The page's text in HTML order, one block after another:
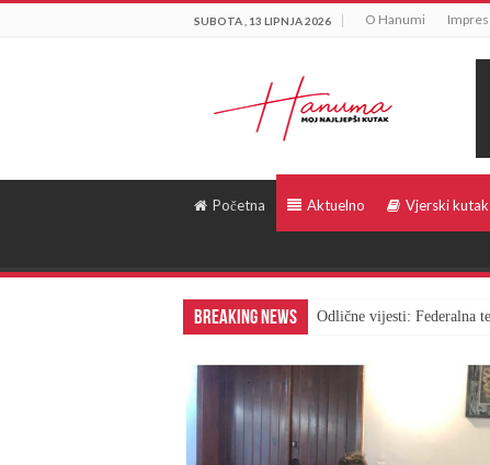
SUBOTA , 13 LIPNJA 2026 O Hanumi
Početna Aktuelno Vjerski kutak
Breaking News Odlične vijesti: Federalna